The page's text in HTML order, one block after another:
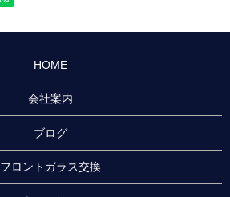
HOME
会社案内
ブログ
フロントガラス交換